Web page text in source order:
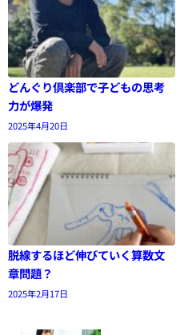
どんぐり倶楽部で子どもの思考
力が爆発
2025年4月20日
脱線するほど伸びていく算数文
章問題？
2025年2月17日